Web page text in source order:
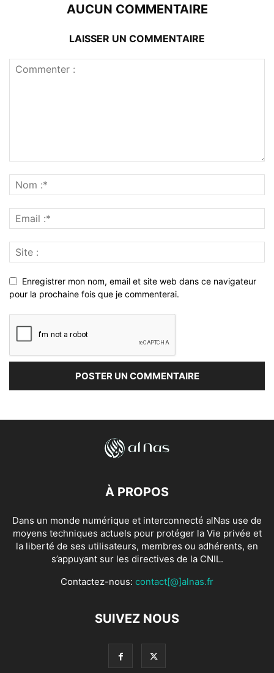
AUCUN COMMENTAIRE
LAISSER UN COMMENTAIRE
Enregistrer mon nom, email et site web dans ce navigateur
pour la prochaine fois que je commenterai.
À PROPOS
Dans un monde numérique et interconnecté alNas use de
moyens techniques actuels pour protéger la Vie privée et
la liberté de ses utilisateurs, membres ou adhérents, en
s’appuyant sur les directives de la CNIL.
Contactez-nous: contact[@]alnas.fr
SUIVEZ NOUS